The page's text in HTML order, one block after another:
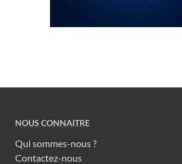
NOUS CONNAITRE
Qui sommes-nous ?
Contactez-nous